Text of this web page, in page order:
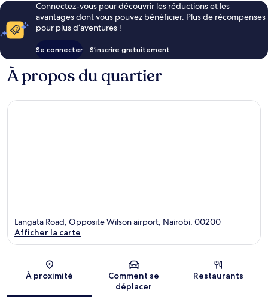
Connectez-vous pour découvrir les réductions et les
avantages dont vous pouvez bénéficier. Plus de récompenses
pour plus d’aventures !
Se connecter S’inscrire gratuitement
À propos du quartier
Carte
Langata Road, Opposite Wilson airport, Nairobi, 00200
Afficher la carte
À proximité
Comment se
déplacer
Restaurants